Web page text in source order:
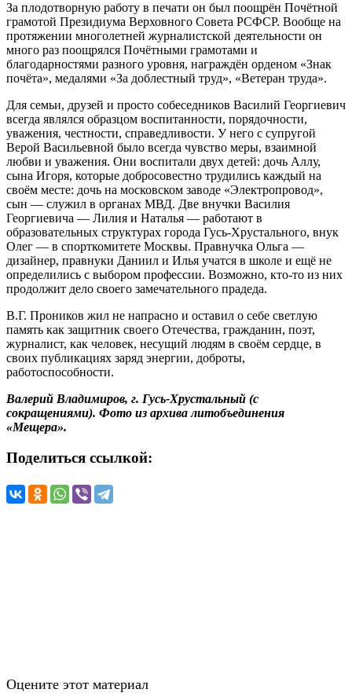
За плодотворную работу в печати он был поощрён Почётной
грамотой Президиума Верховного Совета РСФСР. Вообще на
протяжении многолетней журналистской деятельности он
много раз поощрялся Почётными грамотами и
благодарностями разного уровня, награждён орденом «Знак
почёта», медалями «За доблестный труд», «Ветеран труда».
Для семьи, друзей и просто собеседников Василий Георгиевич
всегда являлся образцом воспитанности, порядочности,
уважения, честности, справедливости. У него с супругой
Верой Васильевной было всегда чувство меры, взаимной
любви и уважения. Они воспитали двух детей: дочь Аллу,
сына Игоря, которые добросовестно трудились каждый на
своём месте: дочь на московском заводе «Электропровод»,
сын — служил в органах МВД. Две внучки Василия
Георгиевича — Лилия и Наталья — работают в
образовательных структурах города Гусь-Хрустального, внук
Олег — в спорткомитете Москвы. Правнучка Ольга —
дизайнер, правнуки Даниил и Илья учатся в школе и ещё не
определились с выбором профессии. Возможно, кто-то из них
продолжит дело своего замечательного прадеда.
В.Г. Проников жил не напрасно и оставил о себе светлую
память как защитник своего Отечества, гражданин, поэт,
журналист, как человек, несущий людям в своём сердце, в
своих публикациях заряд энергии, доброты,
работоспособности.
Валерий Владимиров, г. Гусь-Хрустальный (с
сокращениями). Фото из архива литобъединения
«Мещера».
Поделиться ссылкой:
Оцените этот материал